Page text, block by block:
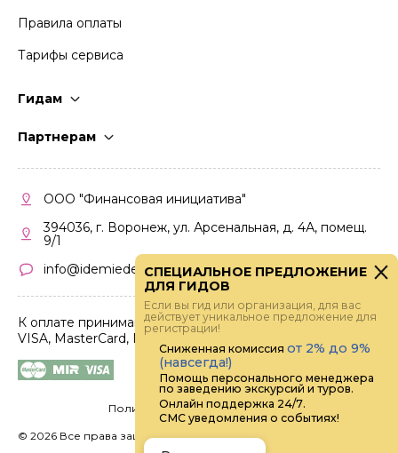
Правила оплаты
Тарифы сервиса
Гидам
Партнерам
Кабинет партнера
Правила участия
ООО "Финансовая инициатива"
394036, г. Воронеж, ул. Арсенальная, д. 4А, помещ.
9/1
info@idemiedem.ru
К оплате принимаются карты
VISA, MasterCard, МИР
Политика конфиденциальности
© 2026 Все права защищены.
СПЕЦИАЛЬНОЕ ПРЕДЛОЖЕНИЕ
ДЛЯ ГИДОВ
Если вы гид или организация, для вас
действует уникальное предложение для
регистрации!
Сниженная комиссия от 2% до 9%
(навсегда!)
Помощь персонального менеджера
по заведению экскурсий и туров.
Онлайн поддержка 24/7.
СМС уведомления о событиях!